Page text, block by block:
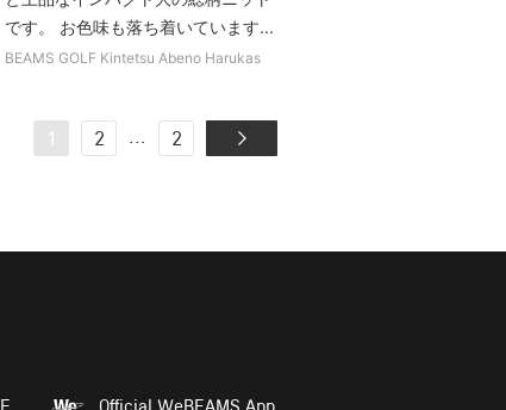
です。 お色味も落ち着いています...
BEAMS GOLF Kintetsu Abeno Harukas
1 2 ... 2